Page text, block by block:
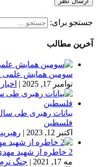
جستجو برای:
آخرین مطالب
سومین همایش علمی
نوامبر 17, 2025
| اخبار
بیانات رهبری طی
فلسطین
اکتبر 12, 2023
|
2 خاطره از شهید مهدی زین الدین
مه 17, 2021
| جنگ نرم